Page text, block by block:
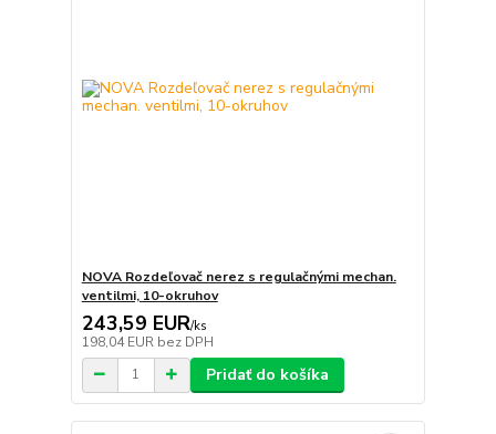
NOVA Rozdeľovač nerez s regulačnými mechan.
ventilmi, 10-okruhov
243,59 EUR/ks
198,04 EUR bez DPH
Pridať do košíka